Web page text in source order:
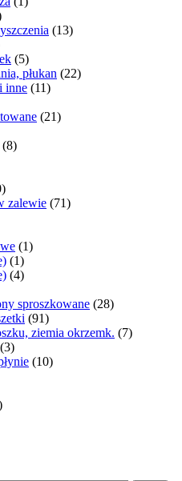
(13)
(5)
płukan (22)
inne (11)
(21)
(8)
zalewie (71)
(1)
(1)
(4)
sproszkowane (28)
(91)
ziemia okrzemk. (7)
(3)
(10)